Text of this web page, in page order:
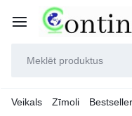
Veikals Zīmoli